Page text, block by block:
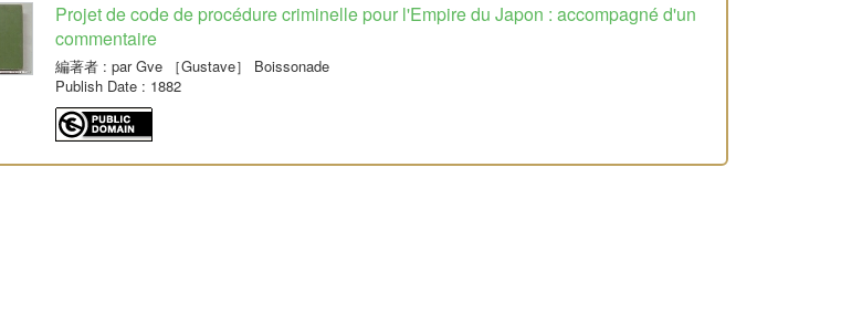
Projet de code de procédure criminelle pour l'Empire du Japon : accompagné d'un
commentaire
編著者: par Gve ［Gustave］ Boissonade
Publish Date: 1882